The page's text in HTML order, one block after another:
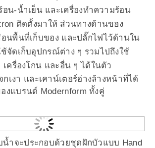
น-น้ำเย็น และเครื่องทำความร้อน
ติดตั้งมาให้ ส่วนทางด้านของ
อนพื้นที่เก็บของ และปลั๊กไฟไว้ด้านใน
ช้จัดเก็บอุปกรณ์ต่าง ๆ รวมไปถึงใช้
เครื่องโกน และอื่น ๆ ได้ในตัว
กเงา และเคาน์เตอร์อ่างล้างหน้าที่ได้
งแบรนด์ Modernform ทั้งคู่
ำจะประกอบด้วยชุดฝักบัวแบบ Hand